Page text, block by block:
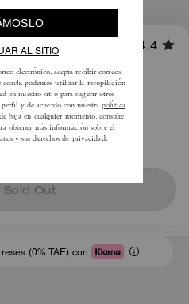
en lona
4.4
Sold Out
(0% TAE) con